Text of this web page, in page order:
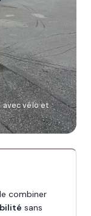
avec vélo et
combiner
sans